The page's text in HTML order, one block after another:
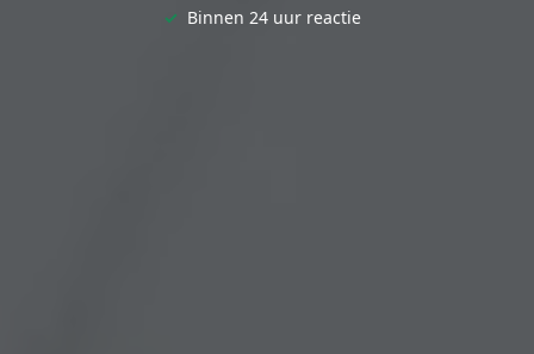
✓ Binnen 24 uur reactie